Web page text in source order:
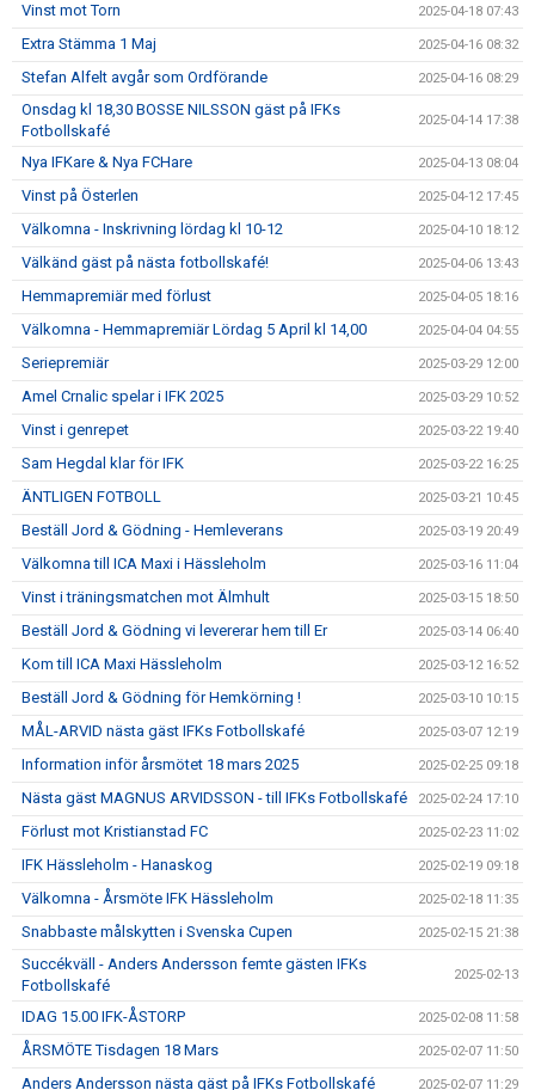
Vinst mot Torn 2025-04-18 07:43
Extra Stämma 1 Maj 2025-04-16 08:32
Stefan Alfelt avgår som Ordförande 2025-04-16 08:29
Onsdag kl 18,30 BOSSE NILSSON gäst på IFKs
Fotbollskafé
2025-04-14 17:38
Nya IFKare & Nya FCHare 2025-04-13 08:04
Vinst på Österlen 2025-04-12 17:45
Välkomna - Inskrivning lördag kl 10-12 2025-04-10 18:12
Välkänd gäst på nästa fotbollskafé! 2025-04-06 13:43
Hemmapremiär med förlust 2025-04-05 18:16
Välkomna - Hemmapremiär Lördag 5 April kl 14,00 2025-04-04 04:55
Seriepremiär 2025-03-29 12:00
Amel Crnalic spelar i IFK 2025 2025-03-29 10:52
Vinst i genrepet 2025-03-22 19:40
Sam Hegdal klar för IFK 2025-03-22 16:25
ÄNTLIGEN FOTBOLL 2025-03-21 10:45
Beställ Jord & Gödning - Hemleverans 2025-03-19 20:49
Välkomna till ICA Maxi i Hässleholm 2025-03-16 11:04
Vinst i träningsmatchen mot Älmhult 2025-03-15 18:50
Beställ Jord & Gödning vi levererar hem till Er 2025-03-14 06:40
Kom till ICA Maxi Hässleholm 2025-03-12 16:52
Beställ Jord & Gödning för Hemkörning ! 2025-03-10 10:15
MÅL-ARVID nästa gäst IFKs Fotbollskafé 2025-03-07 12:19
Information inför årsmötet 18 mars 2025 2025-02-25 09:18
Nästa gäst MAGNUS ARVIDSSON - till IFKs Fotbollskafé 2025-02-24 17:10
Förlust mot Kristianstad FC 2025-02-23 11:02
IFK Hässleholm - Hanaskog 2025-02-19 09:18
Välkomna - Årsmöte IFK Hässleholm 2025-02-18 11:35
Snabbaste målskytten i Svenska Cupen 2025-02-15 21:38
Succékväll - Anders Andersson femte gästen IFKs
Fotbollskafé
2025-02-13
IDAG 15.00 IFK-ÅSTORP 2025-02-08 11:58
ÅRSMÖTE Tisdagen 18 Mars 2025-02-07 11:50
Anders Andersson nästa gäst på IFKs Fotbollskafé 2025-02-07 11:29